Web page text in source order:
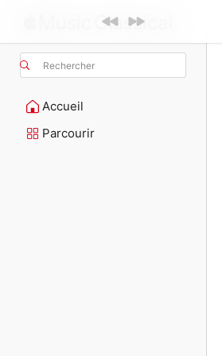
Rechercher
Accueil
Parcourir